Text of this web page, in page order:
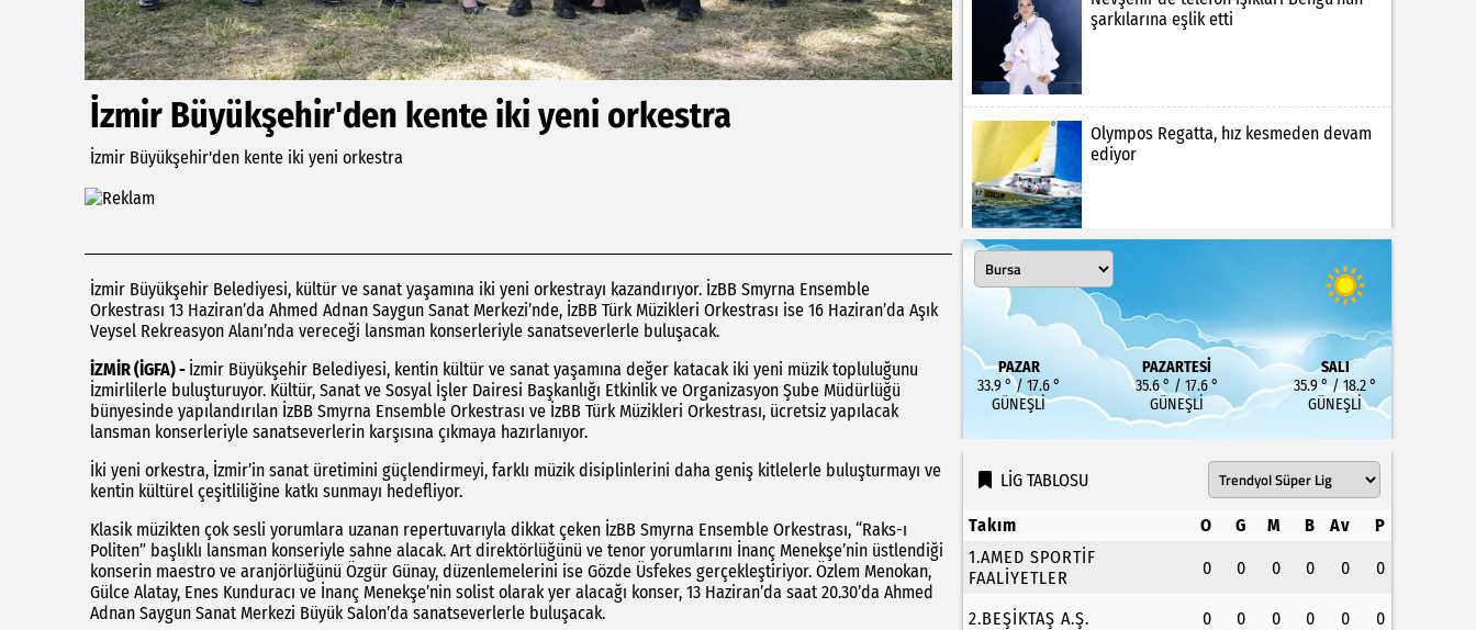
İzmir Büyükşehir'den kente iki yeni orkestra
İzmir Büyükşehir'den kente iki yeni orkestra
İzmir Büyükşehir Belediyesi, kültür ve sanat yaşamına iki yeni orkestrayı kazandırıyor. İzBB Smyrna Ensemble
Orkestrası 13 Haziran’da Ahmed Adnan Saygun Sanat Merkezi’nde, İzBB Türk Müzikleri Orkestrası ise 16 Haziran’da Aşık
Veysel Rekreasyon Alanı’nda vereceği lansman konserleriyle sanatseverlerle buluşacak.
İZMİR (İGFA) - İzmir Büyükşehir Belediyesi, kentin kültür ve sanat yaşamına değer katacak iki yeni müzik topluluğunu
İzmirlilerle buluşturuyor. Kültür, Sanat ve Sosyal İşler Dairesi Başkanlığı Etkinlik ve Organizasyon Şube Müdürlüğü
bünyesinde yapılandırılan İzBB Smyrna Ensemble Orkestrası ve İzBB Türk Müzikleri Orkestrası, ücretsiz yapılacak
lansman konserleriyle sanatseverlerin karşısına çıkmaya hazırlanıyor.
İki yeni orkestra, İzmir’in sanat üretimini güçlendirmeyi, farklı müzik disiplinlerini daha geniş kitlelerle buluşturmayı ve
kentin kültürel çeşitliliğine katkı sunmayı hedefliyor.
Klasik müzikten çok sesli yorumlara uzanan repertuvarıyla dikkat çeken İzBB Smyrna Ensemble Orkestrası, “Raks-ı
Politen” başlıklı lansman konseriyle sahne alacak. Art direktörlüğünü ve tenor yorumlarını İnanç Menekşe’nin üstlendiği
konserin maestro ve aranjörlüğünü Özgür Günay, düzenlemelerini ise Gözde Üsfekes gerçekleştiriyor. Özlem Menokan,
Gülce Alatay, Enes Kunduracı ve İnanç Menekşe’nin solist olarak yer alacağı konser, 13 Haziran’da saat 20.30’da Ahmed
Adnan Saygun Sanat Merkezi Büyük Salon’da sanatseverlerle buluşacak.
şarkılarına eşlik etti
Olympos Regatta, hız kesmeden devam
ediyor
PAZAR
33.9 ° / 17.6 °
GÜNEŞLI
PAZARTESI
35.6 ° / 17.6 °
GÜNEŞLI
SALI
35.9 ° / 18.2 °
GÜNEŞLI
LİG TABLOSU
Takım O G M B Av
P
1.AMED SPORTİF
FAALİYETLER
0 0 0 0 0 0
2.BEŞİKTAŞ A.Ş. 0 0 0 0 0
0